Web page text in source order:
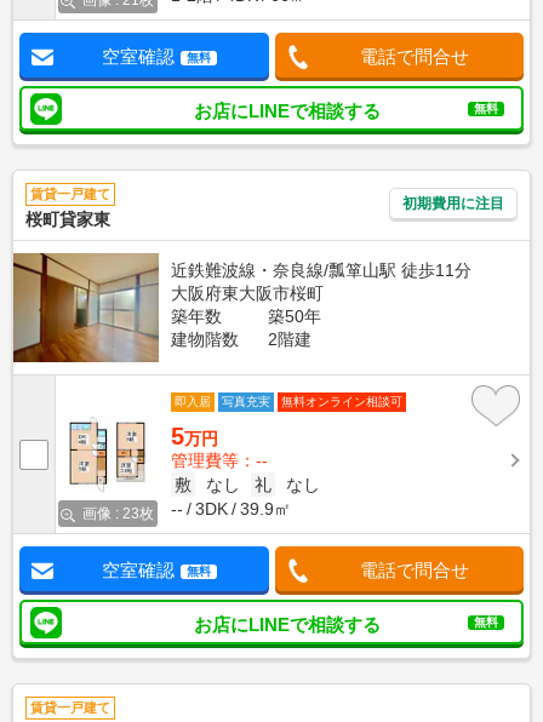
空室確認 無料 電話で問合せ
お店にLINEで相談する 無料
賃貸一戸建て
桜町貸家東
初期費用に注目
近鉄難波線・奈良線/瓢箪山駅 徒歩11分
大阪府東大阪市桜町
築年数
築50年
建物階数
2階建
画像 : 23枚
即入居 写真充実 無料オンライン相談可
5万円
管理費等：--
敷
なし 礼
なし
--
3DK 39.9㎡
空室確認 無料 電話で問合せ
お店にLINEで相談する 無料
賃貸一戸建て